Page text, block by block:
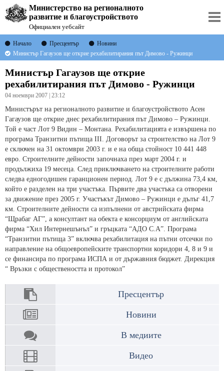
Министерство на регионалното
развитие и благоустройството
Официален уебсайт
Начало Пресцентър
Новини
Министър Гагаузов ще открие рехабилитирания път Димово - Ружинци
Министър Гагаузов ще открие
рехабилитирания път Димово - Ружинци
04 ноември 2007 | 23:12
Министърът на регионалното развитие и благоустройството Асен
Гагаузов ще открие днес рехабилитирания път Димово – Ружинци.
Той е част Лот 9 Видин – Монтана. Рехабилитацията е извършена по
програма Транзитни пътища ІІІ. Договорът за строителство на Лот 9
е сключен на 31 октомври 2003 г. и е на обща стойност 10 441 448
евро. Строителните дейности започнаха през март 2004 г. и
продължиха 19 месеца. След приключването на строителните работи
следва едногодишен гаранционен период. Лот 9 е с дължина 73,4 км,
който е разделен на три участъка. Първите два участъка са отворени
за движение през 2005 г. Участъкът Димово – Ружинци е дълъг 41,7
км. Строителните дейности са изпълнени от австрийската фирма
“Щрабаг АГ”, а консултант на обекта е консорциум от английската
фирма “Хил Интернешънъл” и гръцката “АДО С.А”. Програма
“Транзитни пътища 3” включва рехабилитация на пътни отсечки по
направление на общоевропейските транспортни коридори 4, 8 и 9 и
се финансира по програма ИСПА и от държавния бюджет. Дирекция
“ Връзки с обществеността и протокол”
Пресцентър
Новини
В медиите
Видео